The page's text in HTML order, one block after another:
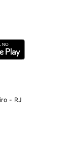
- RJ